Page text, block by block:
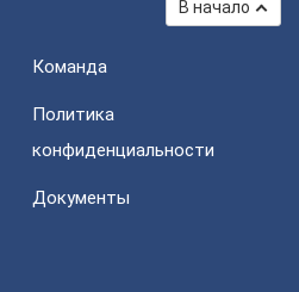
В начало
Команда
Политика
конфиденциальности
Документы